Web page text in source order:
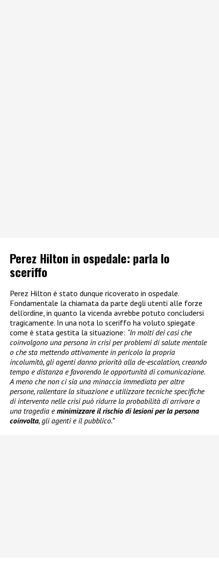
Perez Hilton in ospedale: parla lo
sceriffo
Perez Hilton è stato dunque ricoverato in ospedale.
Fondamentale la chiamata da parte degli utenti alle forze
dell’ordine, in quanto la vicenda avrebbe potuto concludersi
tragicamente. In una nota lo sceriffo ha voluto spiegate
come è stata gestita la situazione: “In molti dei casi che
coinvolgono una persona in crisi per problemi di salute mentale
o che sta mettendo attivamente in pericolo la propria
incolumità, gli agenti danno priorità alla de-escalation, creando
tempo e distanza e favorendo le opportunità di comunicazione.
A meno che non ci sia una minaccia immediata per altre
persone, rallentare la situazione e utilizzare tecniche specifiche
di intervento nelle crisi può ridurre la probabilità di arrivare a
una tragedia eminimizzare il rischio di lesioni per la persona
coinvolta, gli agenti e il pubblico.”